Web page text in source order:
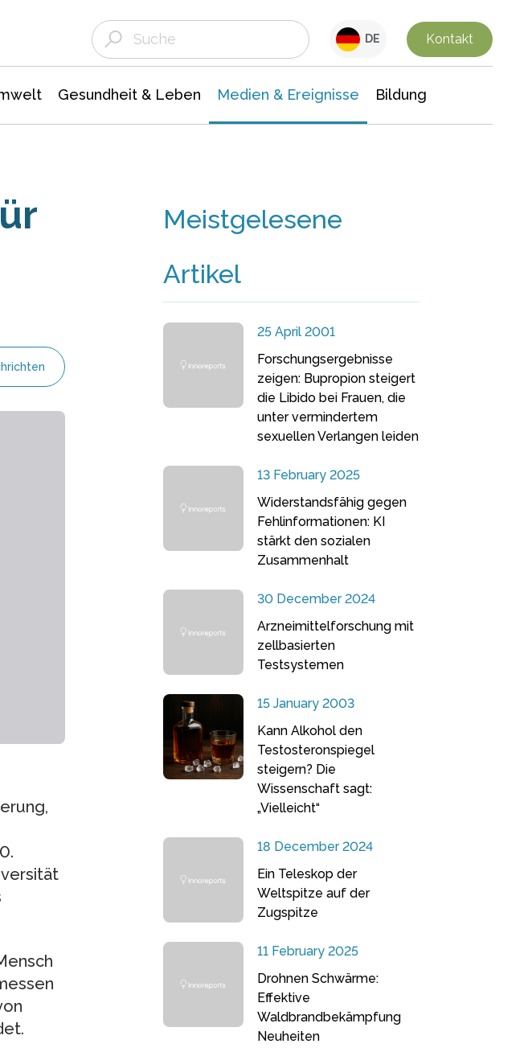
DE Kontakt
Gesundheit & Leben Medien & Ereignisse Bildung
Meistgelesene
Artikel
25 April 2001
Forschungsergebnisse
zeigen: Bupropion steigert
die Libido bei Frauen, die
unter vermindertem
sexuellen Verlangen leiden
13 February 2025
Widerstandsfähig gegen
Fehlinformationen: KI
stärkt den sozialen
Zusammenhalt
30 December 2024
Arzneimittelforschung mit
zellbasierten
Testsystemen
15 January 2003
Kann Alkohol den
Testosteronspiegel
steigern? Die
Wissenschaft sagt:
„Vielleicht“
18 December 2024
Ein Teleskop der
Weltspitze auf der
Zugspitze
11 February 2025
Drohnen Schwärme:
Effektive
Waldbrandbekämpfung
Neuheiten